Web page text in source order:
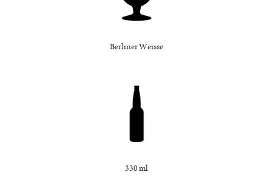
Berliner Weisse
330 ml